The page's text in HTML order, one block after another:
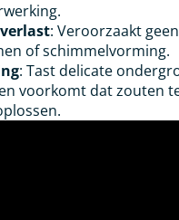
: Veroorzaakt geen
of schimmelvorming.
: Tast delicate
voorkomt dat zouten